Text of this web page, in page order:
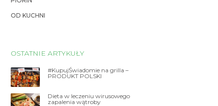
OD KUCHNI
OSTATNIE ARTYKUŁY
#KupujŚwiadomie na grilla –
PRODUKT POLSKI
Dieta w leczeniu wirusowego
zapalenia wątroby